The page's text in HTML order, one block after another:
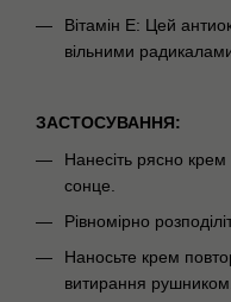
Вітамін E: Цей
вільними
ЗАСТОСУВАННЯ:
Нанесіть рясно
сонце.
Рівномірно
Наносьте крем
витирання